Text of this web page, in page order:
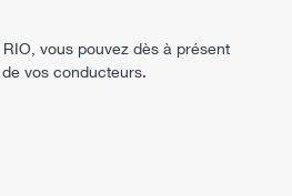
vous pouvez dès à présent
vos conducteurs.